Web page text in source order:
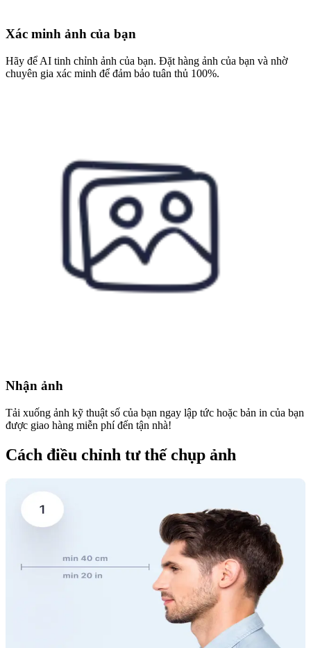
Xác minh ảnh của bạn
Hãy để AI tinh chỉnh ảnh của bạn. Đặt hàng ảnh của bạn và nhờ
chuyên gia xác minh để đảm bảo tuân thủ 100%.
Nhận ảnh
Tải xuống ảnh kỹ thuật số của bạn ngay lập tức hoặc bản in của bạn
được giao hàng miễn phí đến tận nhà!
Cách điều chỉnh tư thế chụp ảnh